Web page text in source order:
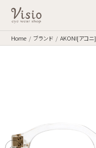
Home ブランド AKONI[アコニ]